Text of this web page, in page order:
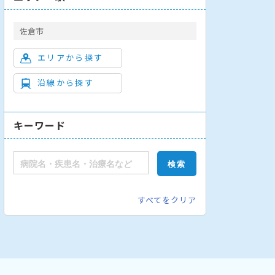
佐倉市
エリアから探す
沿線から探す
キーワード
すべてをクリア